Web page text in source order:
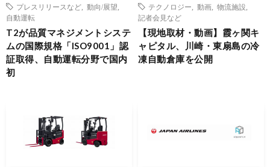
プレスリリースなど
動向/展望
自動運転
T2が品質マネジメントシステ
ムの国際規格「ISO9001」認
証取得、自動運転分野で国内
初
テクノロジー
動画 物流施設
記者会見など
【現地取材・動画】霞ヶ関キ
ャピタル、川崎・東扇島の冷
凍自動倉庫を公開